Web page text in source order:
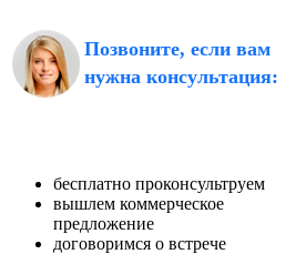
Позвоните, если вам
нужна консультация:
бесплатно проконсультруем
вышлем коммерческое
предложение
договоримся о встрече